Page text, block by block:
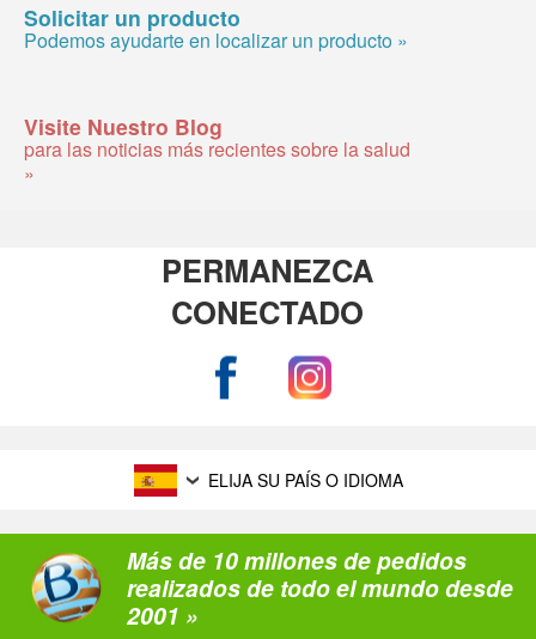
Solicitar un producto
Podemos ayudarte en localizar un producto »
Visite Nuestro Blog
para las noticias más recientes sobre la salud
»
PERMANEZCA
CONECTADO
ELIJA SU PAÍS O IDIOMA
Más de 10 millones de pedidos
realizados de todo el mundo desde
2001 »